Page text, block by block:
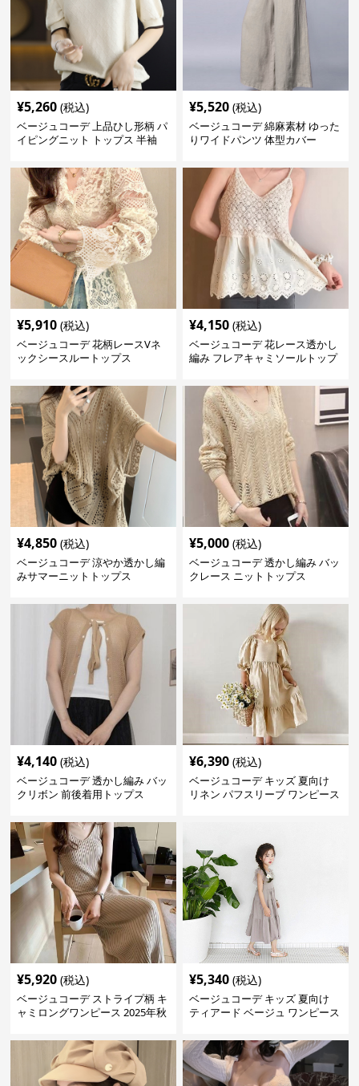
¥5,260 (税込)
ベージュコーデ 上品ひし形柄 パ
イピングニット トップス 半袖
¥5,520 (税込)
ベージュコーデ 綿麻素材 ゆった
りワイドパンツ 体型カバー
¥5,910 (税込)
ベージュコーデ 花柄レースVネ
ックシースルートップス
¥4,150 (税込)
ベージュコーデ 花レース透かし
編み フレアキャミソールトップ
¥4,850 (税込)
ベージュコーデ 涼やか透かし編
みサマーニットトップス
¥5,000 (税込)
ベージュコーデ 透かし編み バッ
クレース ニットトップス
¥4,140 (税込)
ベージュコーデ 透かし編み バッ
クリボン 前後着用トップス
¥6,390 (税込)
ベージュコーデ キッズ 夏向け
リネン パフスリーブ ワンピース
¥5,920 (税込)
ベージュコーデ ストライプ柄 キ
ャミロングワンピース 2025年秋
¥5,340 (税込)
ベージュコーデ キッズ 夏向け
ティアード ベージュ ワンピース